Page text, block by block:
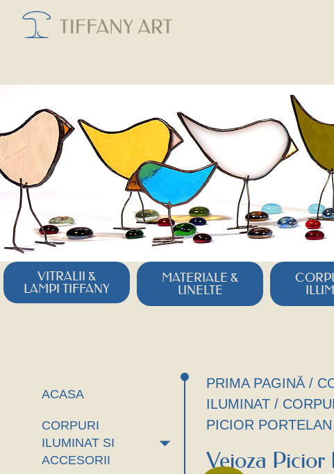
VITRALII &
LAMPI TIFFANY
MATERIALE &
UNELTE
ACASA
+
CORPURI
ILUMINAT SI
ACCESORII
PRIMA PAGINĂ /
ILUMINAT /
PICIOR
Veioza Picior